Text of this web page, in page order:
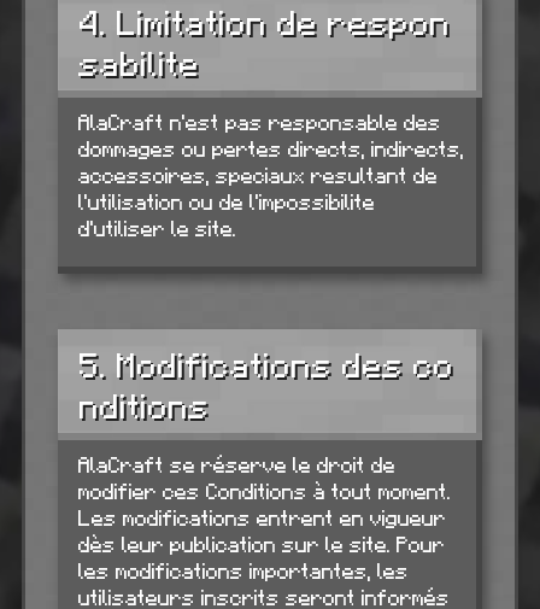
4. Limitation de respon
sabilite
AlaCraft n'est pas responsable des
dommages ou pertes directs, indirects,
accessoires, speciaux resultant de
l'utilisation ou de l'impossibilite
d'utiliser le site.
5. Modifications des co
nditions
AlaCraft se réserve le droit de
modifier ces Conditions à tout moment.
Les modifications entrent en vigueur
dès leur publication sur le site. Pour
les modifications importantes, les
utilisateurs inscrits seront informés